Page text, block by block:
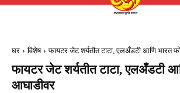
घर विशेष फायटर जेट शर्यतीत टाटा, एलअँडटी आणि भारत
फायटर जेट शर्यतीत टाटा, एलअँडटी
आघाडीवर